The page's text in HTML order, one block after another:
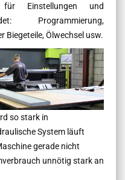
für Einstellungen und
Programmierung,
Biegeteile, Ölwechsel usw.
so stark in
System läuft
gerade nicht
unnötig stark an